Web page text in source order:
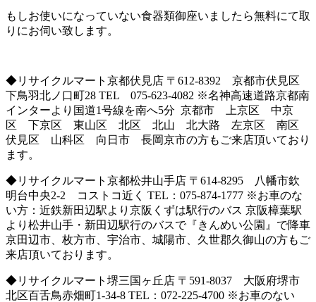
もしお使いになっていない食器類御座いましたら無料にて取
りにお伺い致します。
◆リサイクルマート京都伏見店 〒612-8392 京都市伏見区
下鳥羽北ノ口町28 TEL 075-623-4082 ※名神高速道路京都南
インターより国道1号線を南へ5分 京都市 上京区 中京
区 下京区 東山区 北区 北山 北大路 左京区 南区
伏見区 山科区 向日市 長岡京市の方もご来店頂いており
ます。
◆リサイクルマート京都松井山手店 〒614-8295 八幡市欽
明台中央2-2 コストコ近く TEL：075-874-1777 ※お車のな
い方：近鉄新田辺駅より京阪くずは駅行のバス 京阪樟葉駅
より松井山手・新田辺駅行のバスで『きんめい公園』で降車
京田辺市、枚方市、宇治市、城陽市、久世郡久御山の方もご
来店頂いております。
◆リサイクルマート堺三国ヶ丘店 〒591-8037 大阪府堺市
北区百舌鳥赤畑町1-34-8 TEL：072-225-4700 ※お車のない